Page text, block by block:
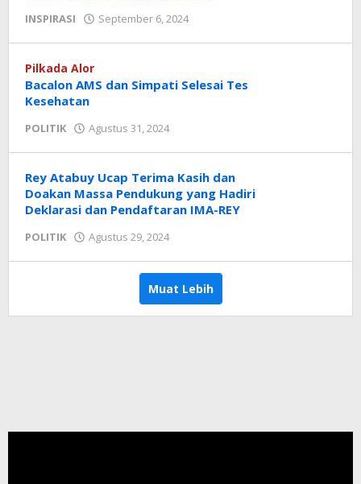
INSPIRASI September 6, 2024
NTT
Pilkada Alor
Bacalon AMS dan Simpati Selesai Tes
Kesehatan
POLITIK Agustus 31, 2024
NTT
Rey Atabuy Ucap Terima Kasih dan
Doakan Massa Pendukung yang Hadiri
Deklarasi dan Pendaftaran IMA-REY
POLITIK Agustus 29, 2024
NTT
Muat Lebih